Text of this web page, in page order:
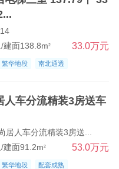
建面138.8m2 33.0万元
繁华地段 南北通透
人车分流精装3房送车
居人车分流精装3房送...
建面91.2m2 53.0万元
繁华地段 配套成熟